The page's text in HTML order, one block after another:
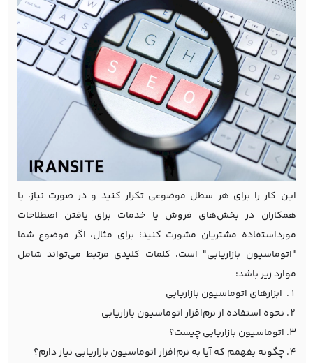
این کار را برای هر سطل موضوعی تکرار کنید و در صورت نیاز، با
همکاران در بخش‌های فروش یا خدمات برای یافتن اصطلاحات
مورداستفاده مشتریان مشورت کنید؛ برای مثال، اگر موضوع شما
"اتوماسیون بازاریابی" است، کلمات کلیدی مرتبط می‌تواند شامل
موارد زیر باشد:
ابزارهای اتوماسیون بازاریابی
نحوه استفاده از نرم‌افزار اتوماسیون بازاریابی
اتوماسیون بازاریابی چیست؟
چگونه بفهمم که آیا به نرم‌افزار اتوماسیون بازاریابی نیاز دارم؟